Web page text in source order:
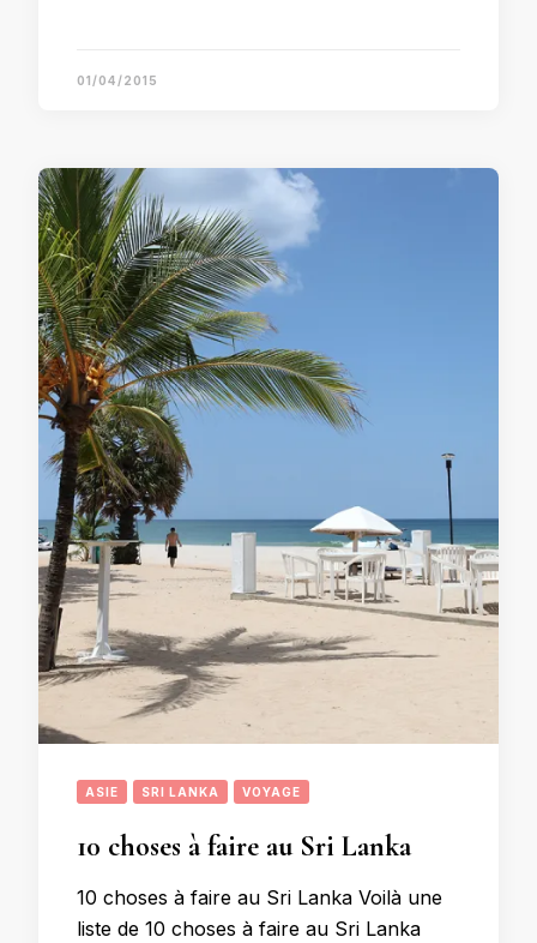
01/04/2015
ASIE SRI LANKA VOYAGE
10 choses à faire au Sri Lanka
10 choses à faire au Sri Lanka Voilà une
liste de 10 choses à faire au Sri Lanka